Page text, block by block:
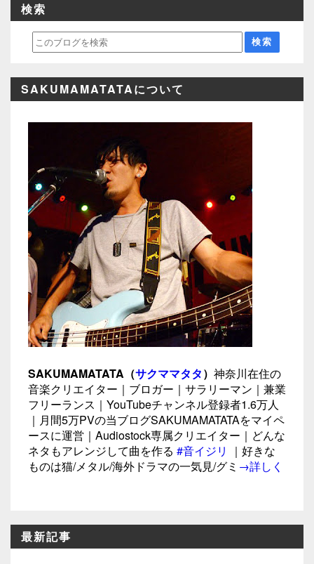
検索
SAKUMAMATATAについて
SAKUMAMATATA（サクママタタ） 神奈川在住の
音楽クリエイター｜ブロガー｜サラリーマン｜兼業
フリーランス｜YouTubeチャンネル登録者1.6万人
｜月間5万PVの当ブログSAKUMAMATATAをマイペ
ースに運営｜Audiostock専属クリエイター｜どんな
ネタもアレンジして曲を作る #音イジリ
｜好きな
ものは猫/メタル/海外ドラマの一気見/グミ →詳しく
最新記事